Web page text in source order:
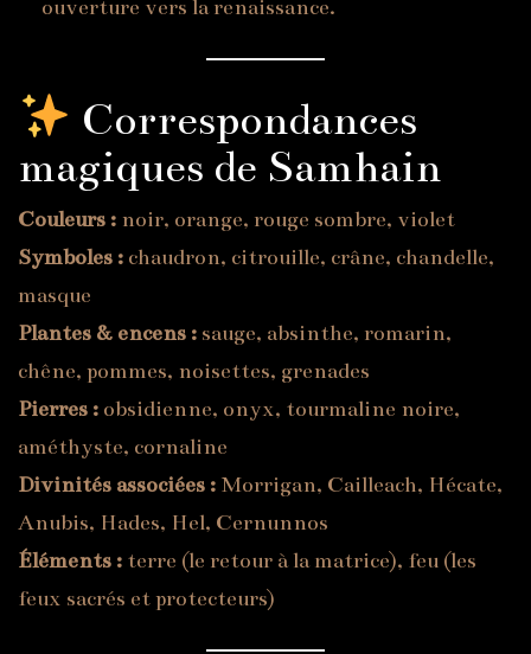
ouverture vers la renaissance.
Correspondances
magiques de Samhain
Couleurs : noir, orange, rouge sombre, violet
Symboles : chaudron, citrouille, crâne, chandelle,
masque
Plantes & encens : sauge, absinthe, romarin,
chêne, pommes, noisettes, grenades
Pierres : obsidienne, onyx, tourmaline noire,
améthyste, cornaline
Divinités associées : Morrigan, Cailleach, Hécate,
Anubis, Hades, Hel, Cernunnos
Éléments : terre (le retour à la matrice), feu (les
feux sacrés et protecteurs)